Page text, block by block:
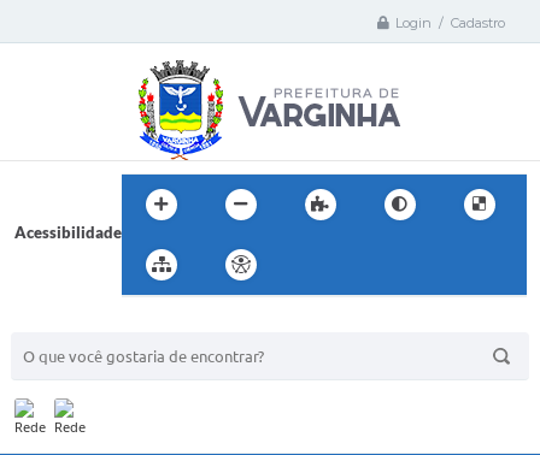
Login / Cadastro
Acessibilidade